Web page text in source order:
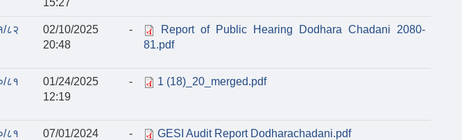
15:27
८२
02/10/2025 -
20:48
Report of Public Hearing Dodhara Chadani 2080-
81.pdf
८१
01/24/2025 -
12:19
1 (18)_20_merged.pdf
८१
07/01/2024 -
GESI Audit Report Dodharachadani.pdf